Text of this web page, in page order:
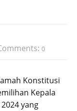
0
Konstitusi
Kepala
yang